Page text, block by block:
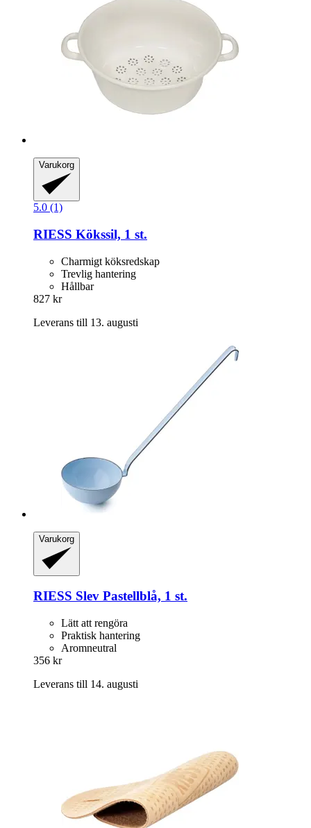
Varukorg
5.0 (1)
RIESS Kökssil, 1 st.
Charmigt köksredskap
Trevlig hantering
Hållbar
827 kr
Leverans till 13. augusti
Varukorg
RIESS Slev Pastellblå, 1 st.
Lätt att rengöra
Praktisk hantering
Aromneutral
356 kr
Leverans till 14. augusti